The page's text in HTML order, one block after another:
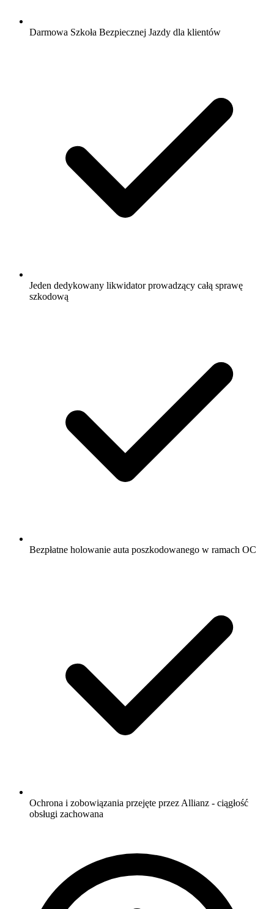
Darmowa Szkoła Bezpiecznej Jazdy dla klientów
Jeden dedykowany likwidator prowadzący całą sprawę
szkodową
Bezpłatne holowanie auta poszkodowanego w ramach OC
Ochrona i zobowiązania przejęte przez Allianz - ciągłość
obsługi zachowana